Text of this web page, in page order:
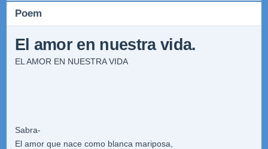
Poem
El amor en nuestra vida.
EL AMOR EN NUESTRA VIDA
Sabra-
El amor que nace como blanca mariposa,